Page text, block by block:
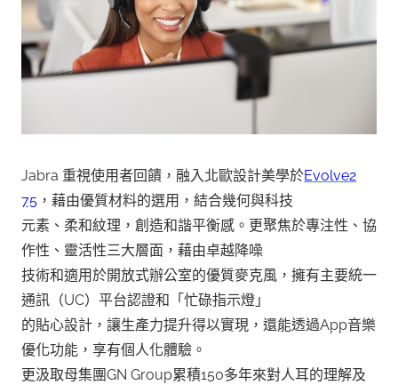
Jabra 重視使用者回饋，融入北歐設計美學於Evolve2
75 ，藉由優質材料的選用，結合幾何與科技
元素、柔和紋理，創造和諧平衡感。更聚焦於專注性、協
作性、靈活性三大層面，藉由卓越降噪
技術和適用於開放式辦公室的優質麥克風，擁有主要統一
通訊（UC）平台認證和「忙碌指示燈」
的貼心設計，讓生產力提升得以實現，還能透過App音樂
優化功能，享有個人化體驗。
更汲取母集團GN Group累積150多年來對人耳的理解及